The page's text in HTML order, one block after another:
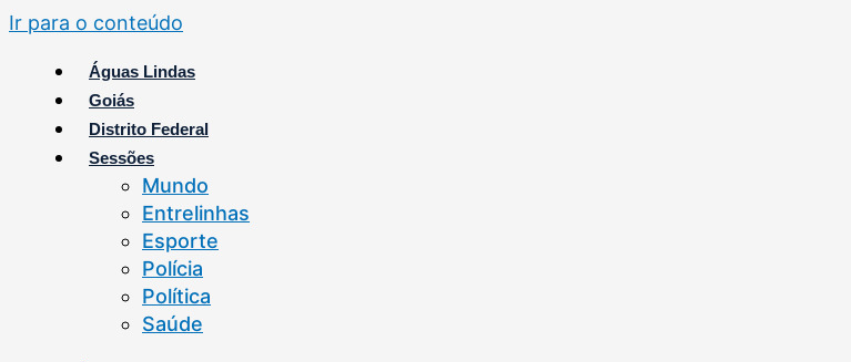
Ir para o conteúdo
Águas Lindas
Goiás
Distrito Federal
Sessões
Mundo
Entrelinhas
Esporte
Polícia
Política
Saúde